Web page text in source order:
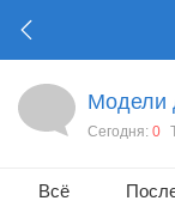
Модели
Сегодня: 0
Всё